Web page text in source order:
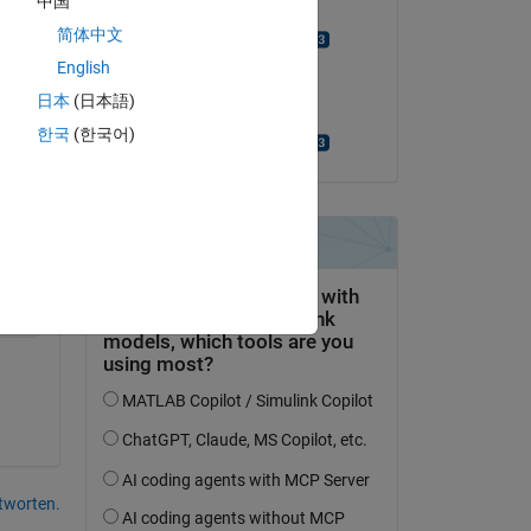
Akzeptiert:
简体中文
English
日本 (日本語)
한국 (한국어)